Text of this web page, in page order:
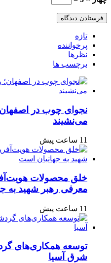
تازه
پرخواننده
نظرها
برچسب ها
نجوای چوب در
می‌نشیند
11 ساعت پیش
خلق محصولات
معرفی رهبر شهید به
11 ساعت پیش
توسعه همکاری‌های
شرق آسیا